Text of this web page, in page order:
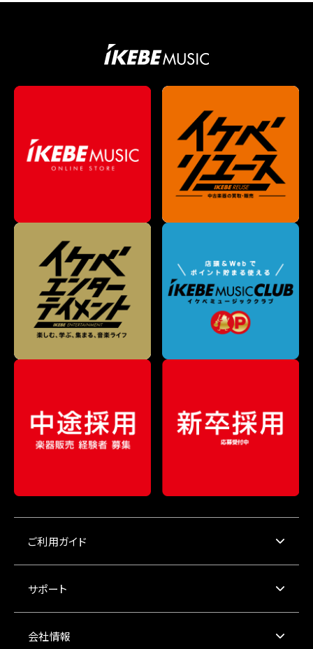
ご利用ガイド
サポート
会社情報